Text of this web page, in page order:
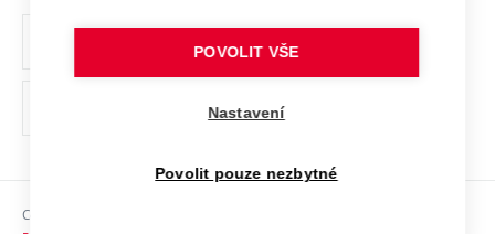
Ochrana osobních údajů
odkaz)
Sociální bezpečí
Copyright © 2026 VUT
POVOLIT VŠE
Nastavení
Povolit pouze nezbytné